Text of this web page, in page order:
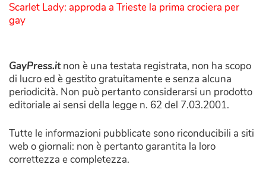
Scarlet Lady: approda a Trieste la prima crociera per
gay
GayPress.itnon è una testata registrata, non ha scopo
di lucro ed è gestito gratuitamente e senza alcuna
periodicità. Non può pertanto considerarsi un prodotto
editoriale ai sensi della legge n. 62 del 7.03.2001.
Tutte le informazioni pubblicate sono riconducibili a siti
web o giornali: non è pertanto garantita la loro
correttezza e completezza.